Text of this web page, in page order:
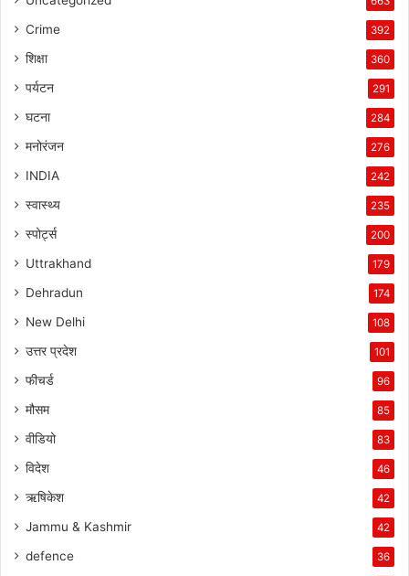
Crime 392
शिक्षा 360
पर्यटन 291
घटना 284
मनोरंजन 276
INDIA 242
स्वास्थ्य 235
स्पोर्ट्स 200
Uttrakhand 179
Dehradun 174
New Delhi 108
उत्तर प्रदेश 101
फीचर्ड 96
मौसम 85
वीडियो 83
विदेश 46
ऋषिकेश 42
Jammu & Kashmir 42
defence 36